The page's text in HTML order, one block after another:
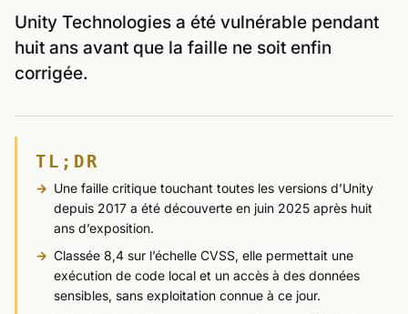
Unity Technologies a été vulnérable pendant
huit ans avant que la faille ne soit enfin
corrigée.
TL;DR
Une faille critique touchant toutes les versions d’Unity
depuis 2017 a été découverte en juin 2025 après huit
ans d’exposition.
Classée 8,4 sur l’échelle CVSS, elle permettait une
exécution de code local et un accès à des données
sensibles, sans exploitation connue à ce jour.